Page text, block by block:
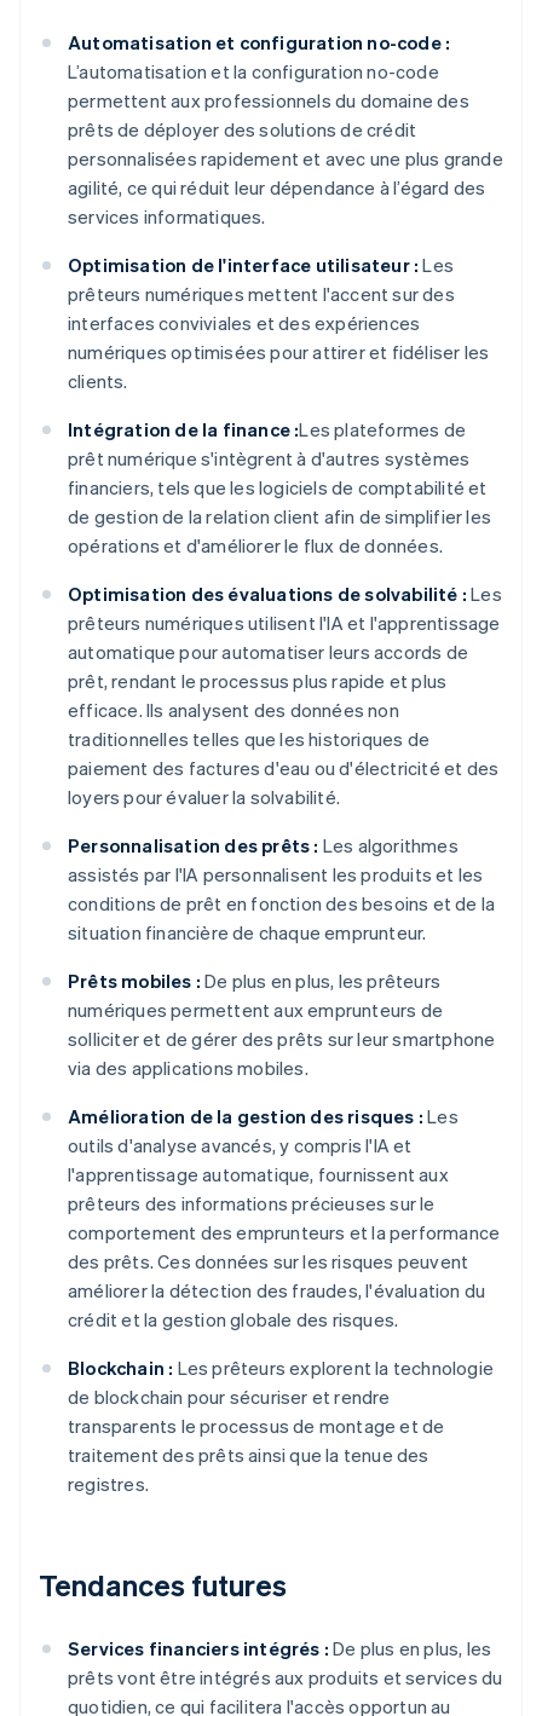
Automatisation et configuration no-code :
L’automatisation et la configuration no-code
permettent aux professionnels du domaine des
prêts de déployer des solutions de crédit
personnalisées rapidement et avec une plus grande
agilité, ce qui réduit leur dépendance à l’égard des
services informatiques.
Optimisation de l'interface utilisateur : Les
prêteurs numériques mettent l'accent sur des
interfaces conviviales et des expériences
numériques optimisées pour attirer et fidéliser les
clients.
Intégration de la finance :Les plateformes de
prêt numérique s'intègrent à d'autres systèmes
financiers, tels que les logiciels de comptabilité et
de gestion de la relation client afin de simplifier les
opérations et d'améliorer le flux de données.
Optimisation des évaluations de solvabilité : Les
prêteurs numériques utilisent l'IA et l'apprentissage
automatique pour automatiser leurs accords de
prêt, rendant le processus plus rapide et plus
efficace. Ils analysent des données non
traditionnelles telles que les historiques de
paiement des factures d'eau ou d'électricité et des
loyers pour évaluer la solvabilité.
Personnalisation des prêts : Les algorithmes
assistés par l'IA personnalisent les produits et les
conditions de prêt en fonction des besoins et de la
situation financière de chaque emprunteur.
Prêts mobiles : De plus en plus, les prêteurs
numériques permettent aux emprunteurs de
solliciter et de gérer des prêts sur leur smartphone
via des applications mobiles.
Amélioration de la gestion des risques : Les
outils d'analyse avancés, y compris l'IA et
l'apprentissage automatique, fournissent aux
prêteurs des informations précieuses sur le
comportement des emprunteurs et la performance
des prêts. Ces données sur les risques peuvent
améliorer la détection des fraudes, l'évaluation du
crédit et la gestion globale des risques.
Blockchain : Les prêteurs explorent la technologie
de blockchain pour sécuriser et rendre
transparents le processus de montage et de
traitement des prêts ainsi que la tenue des
registres.
Tendances futures
Services financiers intégrés : De plus en plus, les
prêts vont être intégrés aux produits et services du
quotidien, ce qui facilitera l'accès opportun au